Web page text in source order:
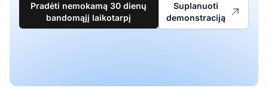
Pradėti nemokamą 30 dienų
bandomąjį laikotarpį
Suplanuoti
demonstraciją